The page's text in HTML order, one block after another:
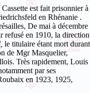
est fait prisonnier à
en Rhénanie .
De mai à décembre
refusé en 1910, la direction
le titulaire étant mort durant
de Mgr Masquelier,
Très rapidement, Louis
par ses
en 1923, 1925,